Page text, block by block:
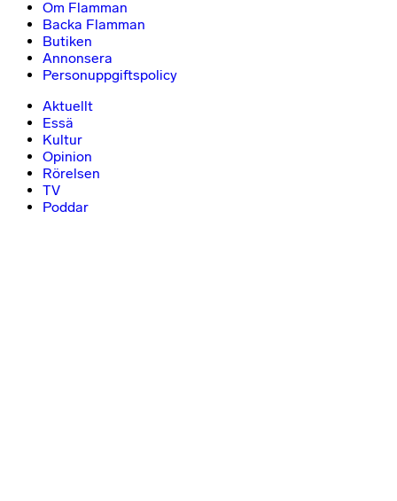
Om Flamman
Backa Flamman
Butiken
Annonsera
Personuppgiftspolicy
Aktuellt
Essä
Kultur
Opinion
Rörelsen
TV
Poddar